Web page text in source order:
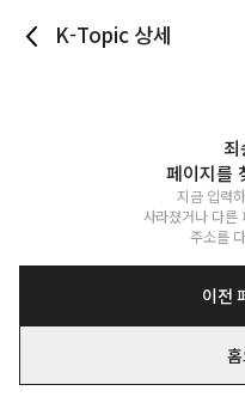
K-Topic 상세
페이지를
지금 입력
사라졌거나 다른
주소를
이전